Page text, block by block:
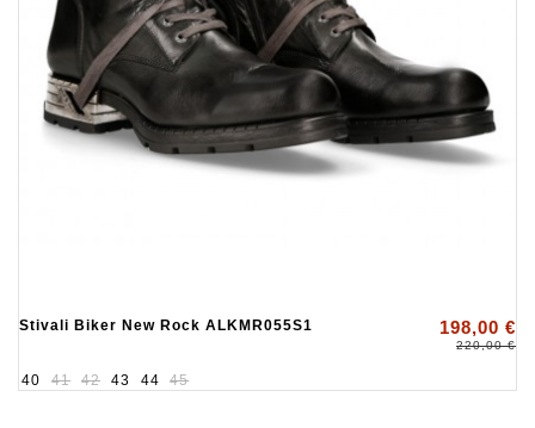
Stivali Biker New Rock ALKMR055S1 198,00 €
220,00 €
40 41 42 43 44 45